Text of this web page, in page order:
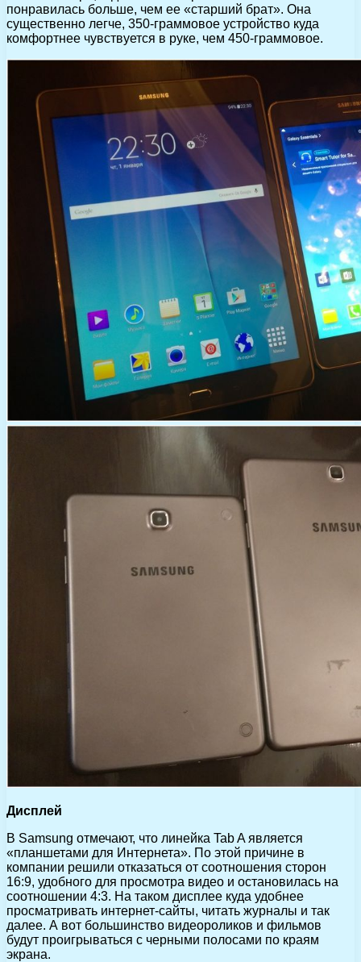
понравилась больше, чем ее «старший брат». Она
существенно легче, 350-граммовое устройство куда
комфортнее чувствуется в руке, чем 450-граммовое.
Дисплей
В Samsung отмечают, что линейка Tab A является
«планшетами для Интернета». По этой причине в
компании решили отказаться от соотношения сторон
16:9, удобного для просмотра видео и остановилась на
соотношении 4:3. На таком дисплее куда удобнее
просматривать интернет-сайты, читать журналы и так
далее. А вот большинство видеороликов и фильмов
будут проигрываться с черными полосами по краям
экрана.